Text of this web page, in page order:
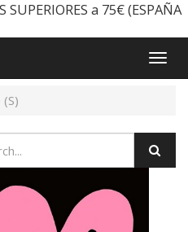
SUPERIORES a 75€ (ESPAÑA